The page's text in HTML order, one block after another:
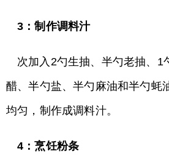
3：制作调料汁
次加入2勺生抽、半勺老抽、1
醋、半勺盐、半勺麻油和半勺蚝
均匀，制作成调料汁。
4：烹饪粉条